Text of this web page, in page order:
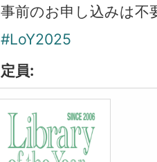
事前のお申し込みは不
#LoY2025
定員: